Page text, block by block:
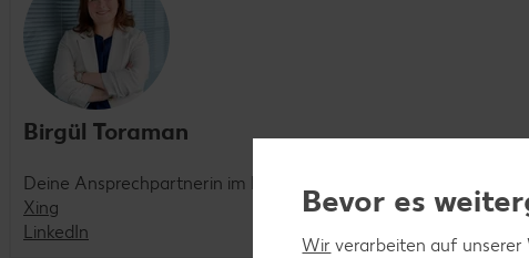
Birgül Toraman
Deine Ansprechpartnerin im Recruiting
Xing
LinkedIn
Bevor es
Wir verarbeiten auf unserer